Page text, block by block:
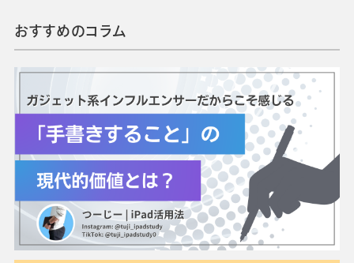
おすすめのコラム